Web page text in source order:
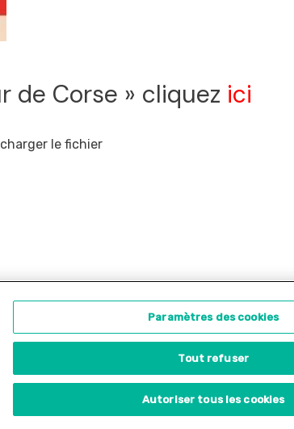
de Corse » cliquez ici
le fichier
Site
Paramètres des cookies
Tout refuser
Autoriser tous les cookies